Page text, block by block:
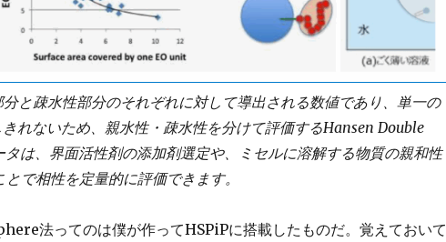
と疎水性部分のそれぞれに対して導出される数値であり、単一の
れないため、親水性・疎水性を分けて評価するHansen Double
は、界面活性剤の添加剤選定や、ミセルに溶解する物質の親和性
で相性を定量的に評価できます。
法ってのは僕が作ってHSPiPに搭載したものだ。覚えておいて